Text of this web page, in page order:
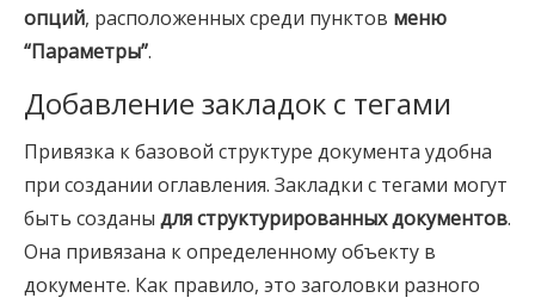
опций, расположенных среди пунктов меню
“Параметры”.
Добавление закладок с тегами
Привязка к базовой структуре документа удобна
при создании оглавления. Закладки с тегами могут
быть созданы для структурированных документов.
Она привязана к определенному объекту в
документе. Как правило, это заголовки разного